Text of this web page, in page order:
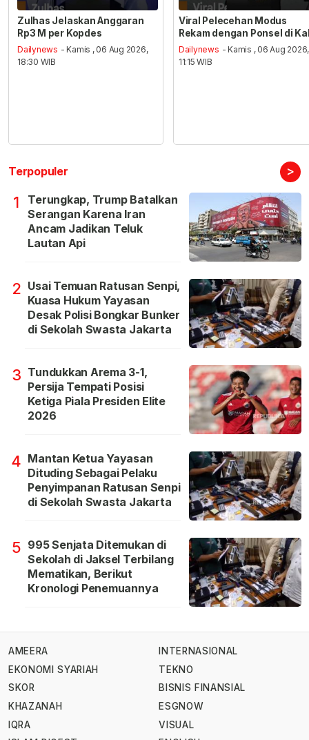
Zulhas Jelaskan Anggaran
Rp3 M per Kopdes
Dailynews - Kamis , 06 Aug 2026,
18:30 WIB
Viral Pelecehan Modus
Rekam dengan Ponsel di
Dailynews - Kamis , 06 Aug 2026,
11:15 WIB
Terpopuler >
1
Terungkap, Trump Batalkan
Serangan Karena Iran
Ancam Jadikan Teluk
Lautan Api
2 Usai Temuan Ratusan Senpi,
Kuasa Hukum Yayasan
Desak Polisi Bongkar Bunker
di Sekolah Swasta Jakarta
3 Tundukkan Arema 3-1,
Persija Tempati Posisi
Ketiga Piala Presiden Elite
2026
4 Mantan Ketua Yayasan
Dituding Sebagai Pelaku
Penyimpanan Ratusan Senpi
di Sekolah Swasta Jakarta
5 995 Senjata Ditemukan di
Sekolah di Jaksel Terbilang
Mematikan, Berikut
Kronologi Penemuannya
AMEERA
EKONOMI SYARIAH
SKOR
KHAZANAH
IQRA
INTERNASIONAL
TEKNO
BISNIS FINANSIAL
ESGNOW
VISUAL